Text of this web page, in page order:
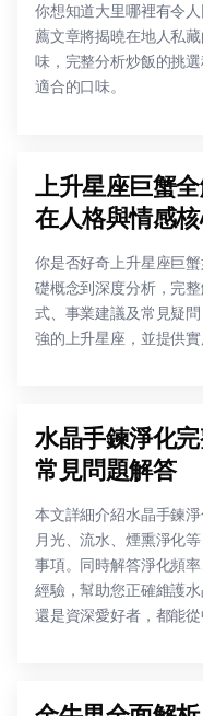
你想知道大里哪裡有令
薦文章將揭曉在地人私
味，完整分析炒飯的挑
適合的口味。
上升星座巨蟹
在人格與情感
你是否好奇上升星座巨
礎概念到深度分析，完
式、事業建議及常見疑
強的上升星座，並提供實
水晶手鍊淨化
常見問題解答
本文詳細介紹水晶手鍊
月光、流水、煙熏淨化
事項。同時解答淨化頻
經驗，幫助您正確維護
還是資深愛好者，都能